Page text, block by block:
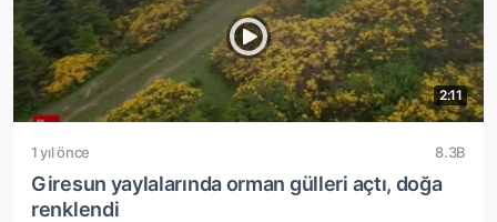
2:11
1 yıl önce 8.3B
Giresun yaylalarında orman gülleri açtı, doğa
renklendi